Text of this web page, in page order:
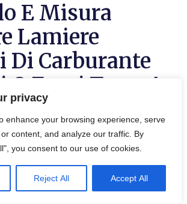
privacy
enhance your browsing experience, serve
content, and analyze our traffic. By
you consent to our use of cookies.
Reject All Accept All
E Misura
Lamiere
Di Carburante
Fuori Terra A
E Misurare Lo Spessore Delle
Un Calibro Di Spessore. Si
Strumento Di Misura Molto